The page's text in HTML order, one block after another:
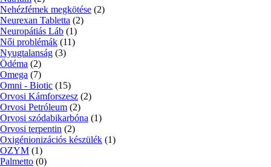
Nehézfémek megkötése (2)
Neurexan Tabletta (2)
Neuropátiás Láb (1)
Női problémák (11)
Nyugtalanság (3)
Ödéma (2)
Omega (7)
Omni - Biotic (15)
Orvosi Kámforszesz (2)
Orvosi Petróleum (2)
Orvosi szódabikarbóna (1)
Orvosi terpentin (2)
Oxigénionizációs készülék (1)
OZYM (1)
Palmetto (0)